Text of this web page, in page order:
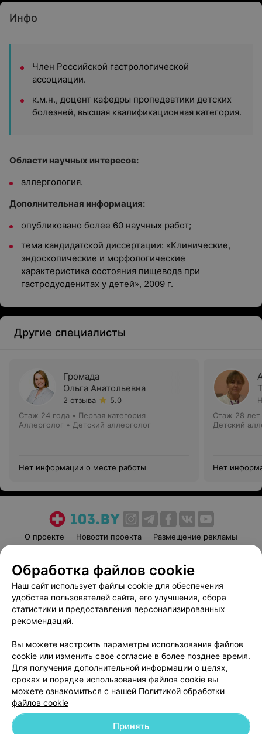
Инфо
Член Российской гастрологической
ассоциации.
к.м.н., доцент кафедры пропедевтики детских
болезней, высшая квалификационная категория.
Области научных интересов:
аллергология.
Дополнительная информация:
опубликовано более 60 научных работ;
тема кандидатской диссертации: «Клинические,
эндоскопические и морфологические
характеристика состояния пищевода при
гастродуоденитах у детей», 2009 г.
Другие специалисты
Громада
Ольга Анатольевна
2 отзыва
5.0
Стаж 24 года • Первая категория
Аллерголог • Детский аллерголог
Нет информации о месте работы
Стаж 28 лет
Детский
Нет
О проекте Новости проекта
Размещение рекламы
Пользовательское соглашение
Способы оплаты
Вакансии
Партнеры
Написать руководителю 103.by
Обработка персональных данных
© 2026 ООО «Артокс Лаб», УНП 191700409 | 220012, Республика Беларусь,
Обработка файлов cookie
Наш сайт использует файлы cookie для обеспечения
удобства пользователей сайта, его улучшения, сбора
статистики и предоставления персонализированных
рекомендаций.
Вы можете настроить параметры использования файлов
cookie или изменить свое согласие в более позднее время.
Для получения дополнительной информации о целях,
сроках и порядке использования файлов cookie вы
можете ознакомиться с нашей Политикой обработки
файлов cookie
Принять